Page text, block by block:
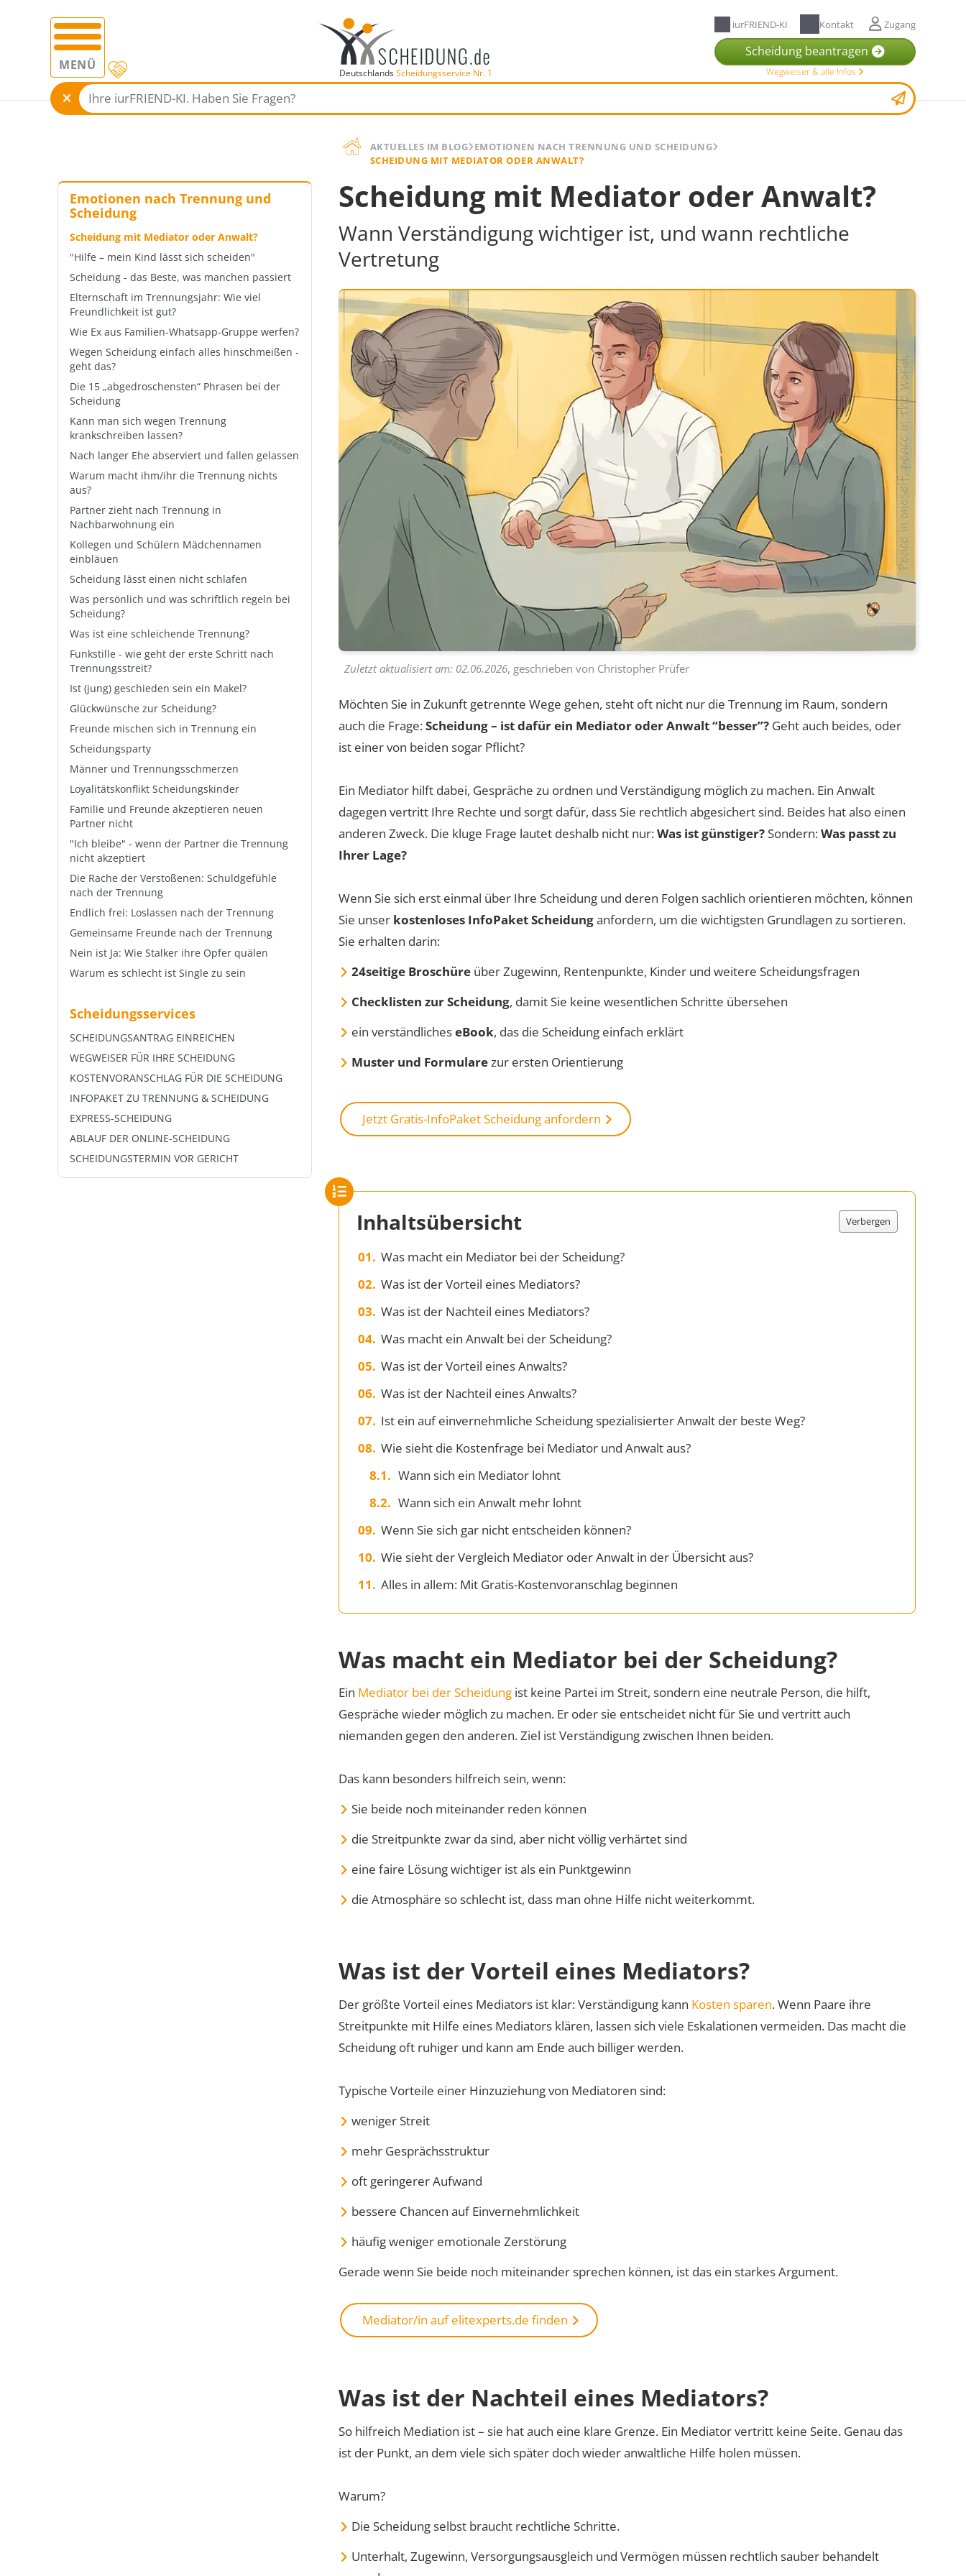
MENÜ DeutschlandsScheidungsservice Nr. 1
iurFRIEND-KI Kontakt Zugang
Scheidung beantragen
Wegweiser & alle Infos
AKTUELLES IM BLOG EMOTIONEN NACH TRENNUNG UND SCHEIDUNG
SCHEIDUNG MIT MEDIATOR ODER ANWALT?
Emotionen nach Trennung und
Scheidung
Scheidung mit Mediator oder Anwalt?
"Hilfe – mein Kind lässt sich scheiden"
Scheidung - das Beste, was manchen passiert
Elternschaft im Trennungsjahr: Wie viel
Freundlichkeit ist gut?
Wie Ex aus Familien-Whatsapp-Gruppe werfen?
Wegen Scheidung einfach alles hinschmeißen -
geht das?
Die 15 „abgedroschensten“ Phrasen bei der
Scheidung
Kann man sich wegen Trennung
krankschreiben lassen?
Nach langer Ehe abserviert und fallen gelassen
Warum macht ihm/ihr die Trennung nichts
aus?
Partner zieht nach Trennung in
Nachbarwohnung ein
Kollegen und Schülern Mädchennamen
einbläuen
Scheidung lässt einen nicht schlafen
Was persönlich und was schriftlich regeln bei
Scheidung?
Was ist eine schleichende Trennung?
Funkstille - wie geht der erste Schritt nach
Trennungsstreit?
Ist (jung) geschieden sein ein Makel?
Glückwünsche zur Scheidung?
Freunde mischen sich in Trennung ein
Scheidungsparty
Männer und Trennungsschmerzen
Loyalitätskonflikt Scheidungskinder
Familie und Freunde akzeptieren neuen
Partner nicht
"Ich bleibe" - wenn der Partner die Trennung
nicht akzeptiert
Die Rache der Verstoßenen: Schuldgefühle
nach der Trennung
Endlich frei: Loslassen nach der Trennung
Gemeinsame Freunde nach der Trennung
Nein ist Ja: Wie Stalker ihre Opfer quälen
Warum es schlecht ist Single zu sein
Scheidungsservices
SCHEIDUNGSANTRAG EINREICHEN
WEGWEISER FÜR IHRE SCHEIDUNG
KOSTENVORANSCHLAG FÜR DIE SCHEIDUNG
INFOPAKET ZU TRENNUNG & SCHEIDUNG
EXPRESS-SCHEIDUNG
ABLAUF DER ONLINE-SCHEIDUNG
SCHEIDUNGSTERMIN VOR GERICHT
Scheidung mit Mediator oder Anwalt?
Wann Verständigung wichtiger ist, und wann rechtliche
Vertretung
Zuletzt aktualisiert am: 02.06.2026, geschrieben von Christopher Prüfer
Möchten Sie in Zukunft getrennte Wege gehen, steht oft nicht nur die Trennung im Raum, sondern
auch die Frage:Scheidung – ist dafür ein Mediator oder Anwalt “besser”? Geht auch beides, oder
ist einer von beiden sogar Pflicht?
Ein Mediator hilft dabei, Gespräche zu ordnen und Verständigung möglich zu machen. Ein Anwalt
dagegen vertritt Ihre Rechte und sorgt dafür, dass Sie rechtlich abgesichert sind. Beides hat also einen
anderen Zweck. Die kluge Frage lautet deshalb nicht nur:Was ist günstiger? Sondern:Was passt zu
Ihrer Lage?
Wenn Sie sich erst einmal über Ihre Scheidung und deren Folgen sachlich orientieren möchten, können
Sie unser kostenloses InfoPaket Scheidunganfordern, um die wichtigsten Grundlagen zu sortieren.
Sie erhalten darin:
24seitige Broschüre über Zugewinn, Rentenpunkte, Kinder und weitere Scheidungsfragen
Checklisten zur Scheidung, damit Sie keine wesentlichen Schritte übersehen
ein verständlicheseBook, das die Scheidung einfach erklärt
Muster und Formularezur ersten Orientierung
Jetzt Gratis-InfoPaket Scheidung anfordern
Inhaltsübersicht Verbergen
Was macht ein Mediator bei der Scheidung?
Was ist der Vorteil eines Mediators?
Was ist der Nachteil eines Mediators?
Was macht ein Anwalt bei der Scheidung?
Was ist der Vorteil eines Anwalts?
Was ist der Nachteil eines Anwalts?
Ist ein auf einvernehmliche Scheidung spezialisierter Anwalt der beste Weg?
Wie sieht die Kostenfrage bei Mediator und Anwalt aus?
Wann sich ein Mediator lohnt
Wann sich ein Anwalt mehr lohnt
Wenn Sie sich gar nicht entscheiden können?
Wie sieht der Vergleich Mediator oder Anwalt in der Übersicht aus?
Alles in allem: Mit Gratis-Kostenvoranschlag beginnen
Was macht ein Mediator bei der Scheidung?
Ein Mediator bei der Scheidung ist keine Partei im Streit, sondern eine neutrale Person, die hilft,
Gespräche wieder möglich zu machen. Er oder sie entscheidet nicht für Sie und vertritt auch
niemanden gegen den anderen. Ziel ist Verständigung zwischen Ihnen beiden.
Das kann besonders hilfreich sein, wenn:
Sie beide noch miteinander reden können
die Streitpunkte zwar da sind, aber nicht völlig verhärtet sind
eine faire Lösung wichtiger ist als ein Punktgewinn
die Atmosphäre so schlecht ist, dass man ohne Hilfe nicht weiterkommt.
Was ist der Vorteil eines Mediators?
Der größte Vorteil eines Mediators ist klar: Verständigung kann Kosten sparen. Wenn Paare ihre
Streitpunkte mit Hilfe eines Mediators klären, lassen sich viele Eskalationen vermeiden. Das macht die
Scheidung oft ruhiger und kann am Ende auch billiger werden.
Typische Vorteile einer Hinzuziehung von Mediatoren sind:
weniger Streit
mehr Gesprächsstruktur
oft geringerer Aufwand
bessere Chancen auf Einvernehmlichkeit
häufig weniger emotionale Zerstörung
Gerade wenn Sie beide noch miteinander sprechen können, ist das ein starkes Argument.
Mediator/in auf elitexperts.de finden
Was ist der Nachteil eines Mediators?
So hilfreich Mediation ist – sie hat auch eine klare Grenze. Ein Mediator vertritt keine Seite. Genau das
ist der Punkt, an dem viele sich später doch wieder anwaltliche Hilfe holen müssen.
Warum?
Die Scheidung selbst braucht rechtliche Schritte.
Unterhalt, Zugewinn, Versorgungsausgleich und Vermögen müssen rechtlich sauber behandelt